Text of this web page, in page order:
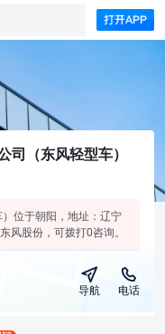
司（东风轻型车）
位于朝阳，地址：辽宁
风股份，可拨打0咨询。
导航 电话